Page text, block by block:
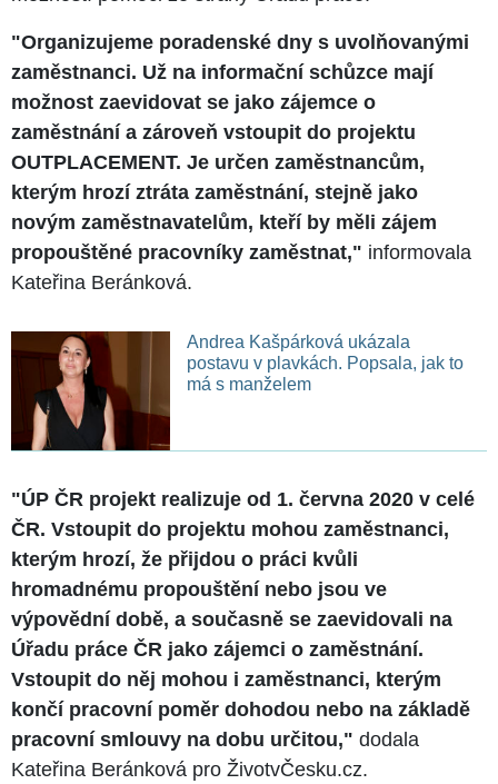
"Organizujeme poradenské dny s uvolňovanými
zaměstnanci. Už na informační schůzce mají
možnost zaevidovat se jako zájemce o
zaměstnání a zároveň vstoupit do projektu
OUTPLACEMENT. Je určen zaměstnancům,
kterým hrozí ztráta zaměstnání, stejně jako
novým zaměstnavatelům, kteří by měli zájem
propouštěné pracovníky zaměstnat," informovala
Kateřina Beránková.
Andrea Kašpárková ukázala
postavu v plavkách. Popsala, jak to
má s manželem
"ÚP ČR projekt realizuje od 1. června 2020 v celé
ČR. Vstoupit do projektu mohou zaměstnanci,
kterým hrozí, že přijdou o práci kvůli
hromadnému propouštění nebo jsou ve
výpovědní době, a současně se zaevidovali na
Úřadu práce ČR jako zájemci o zaměstnání.
Vstoupit do něj mohou i zaměstnanci, kterým
končí pracovní poměr dohodou nebo na základě
pracovní smlouvy na dobu určitou," dodala
Kateřina Beránková pro ŽivotvČesku.cz.